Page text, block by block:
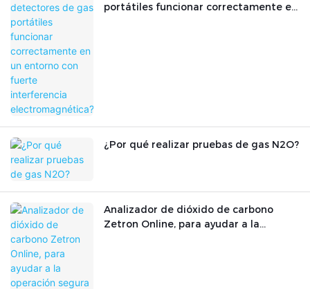
portátiles funcionar correctamente en
¿Por qué realizar pruebas de gas N2O?
Analizador de dióxido de carbono
Zetron Online, para ayudar a la